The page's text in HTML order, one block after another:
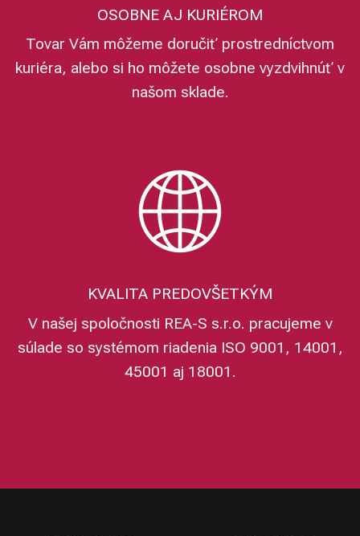
OSOBNE AJ KURIÉROM
Tovar Vám môžeme doručiť prostredníctvom
kuriéra, alebo si ho môžete osobne vyzdvihnúť v
našom sklade.
KVALITA PREDOVŠETKÝM
V našej spoločnosti REA-S s.r.o. pracujeme v
súlade so systémom riadenia ISO 9001, 14001,
45001 aj 18001.